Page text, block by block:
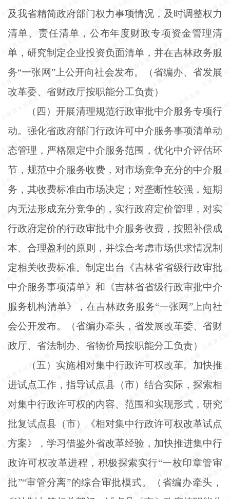
及我省精简政府部门权力事项情况，及时调整权力
清单、责任清单，公布年度财政专项资金管理清
单，研究制定企业投资负面清单，并在吉林政务服
务“一张网”上公开向社会发布。（省编办、省发展
改革委、省财政厅按职能分工负责）
（四）开展清理规范行政审批中介服务专项行
动。强化省政府部门行政许可中介服务事项清单动
态管理，严格限定中介服务范围，优化中介评估环
节，规范中介服务收费，对市场竞争充分的中介服
务，其收费标准由市场决定；对垄断性较强，短期
内无法形成充分竞争的，实行政府定价管理，对实
行政府定价的行政审批中介服务收费，按照补偿成
本、合理盈利的原则，并综合考虑市场供求情况制
定相关收费标准。制定出台《吉林省省级行政审批
中介服务事项清单》和《吉林省省级行政审批中介
服务机构清单》，在吉林政务服务“一张网”上向社
会公开发布。（省编办牵头，省发展改革委、省财
政厅、省法制办、省物价局按职能分工负责）
（五）实施相对集中行政许可权改革。加快推
进试点工作，指导试点县（市）结合实际，探索相
对集中行政许可权的内容、范围和实现形式，研究
批复试点县（市）《相对集中行政许可权改革试点
方案》，学习借鉴外省改革经验，加快推进集中行
政许可权改革进程，积极探索实行“一枚印章管审
批”“审管分离”的综合审批模式。（省编办牵头，